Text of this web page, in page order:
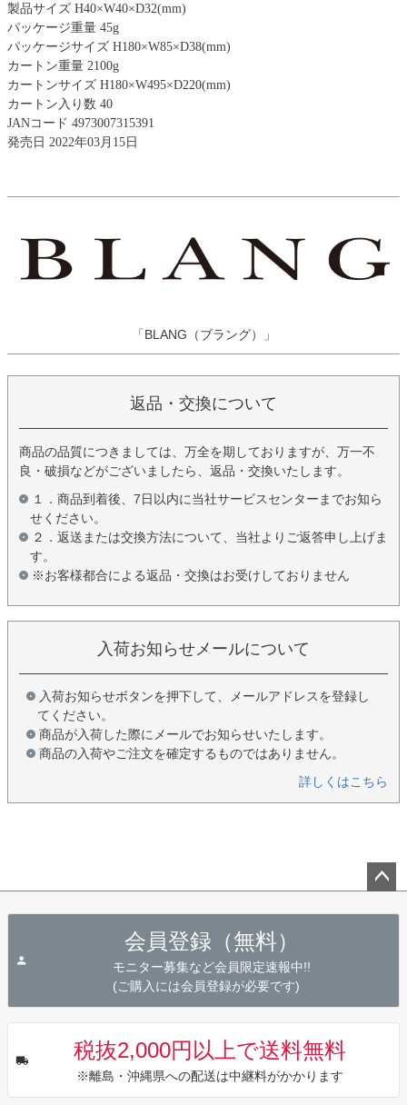
製品サイズ H40×W40×D32(mm)
パッケージ重量 45g
パッケージサイズ H180×W85×D38(mm)
カートン重量 2100g
カートンサイズ H180×W495×D220(mm)
カートン入り数 40
JANコード 4973007315391
発売日 2022年03月15日
「BLANG（ブラング）」
返品・交換について
商品の品質につきましては、万全を期しておりますが、万一不
良・破損などがございましたら、返品・交換いたします。
１．商品到着後、7日以内に当社サービスセンターまでお知ら
せください。
２．返送または交換方法について、当社よりご返答申し上げま
す。
※お客様都合による返品・交換はお受けしておりません
入荷お知らせメールについて
入荷お知らせボタンを押下して、メールアドレスを登録し
てください。
商品が入荷した際にメールでお知らせいたします。
商品の入荷やご注文を確定するものではありません。
詳しくはこちら
会員登録（無料）
モニター募集など会員限定速報中!!
(ご購入には会員登録が必要です)
税抜2,000円以上で送料無料
※離島・沖縄県への配送は中継料がかかります